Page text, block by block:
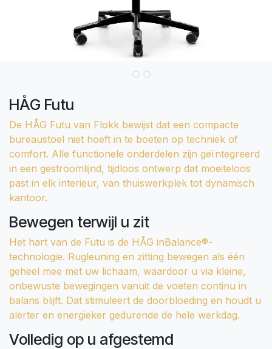
HÅG Futu
De HÅG Futu van Flokk bewijst dat een compacte
bureaustoel niet hoeft in te boeten op techniek of
comfort. Alle functionele onderdelen zijn geïntegreerd
in een gestroomlijnd, tijdloos ontwerp dat moeiteloos
past in elk interieur, van thuiswerkplek tot dynamisch
kantoor.
Bewegen terwijl u zit
Het hart van de Futu is de HÅG inBalance®-
technologie. Rugleuning en zitting bewegen als één
geheel mee met uw lichaam, waardoor u via kleine,
onbewuste bewegingen vanuit de voeten continu in
balans blijft. Dat stimuleert de doorbloeding en houdt u
alerter en energieker gedurende de hele werkdag.
Volledig op u afgestemd